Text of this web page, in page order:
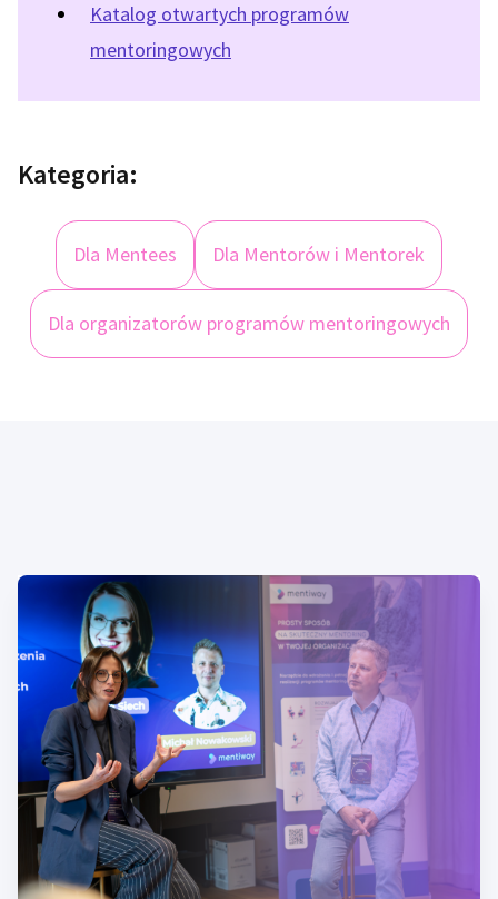
Katalog otwartych programów
mentoringowych
Kategoria:
Dla Mentees Dla Mentorów i Mentorek
Dla organizatorów programów mentoringowych